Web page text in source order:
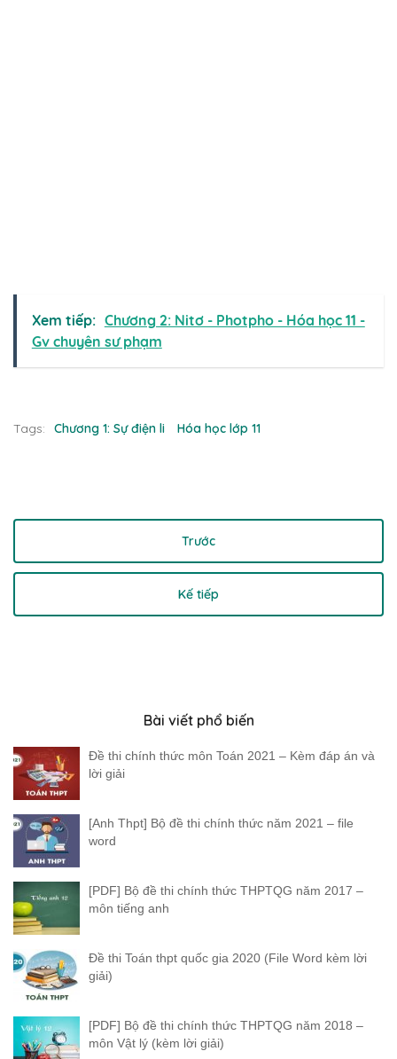
Xem tiếp: Chương 2: Nitơ - Photpho - Hóa học 11 -
Gv chuyên sư phạm
Tags: Chương 1: Sự điện li Hóa học lớp 11
Trước
Kế tiếp
Bài viết phổ biến
Đề thi chính thức môn Toán 2021 – Kèm đáp án và
lời giải
[Anh Thpt] Bộ đề thi chính thức năm 2021 – file
word
[PDF] Bộ đề thi chính thức THPTQG năm 2017 –
môn tiếng anh
Đề thi Toán thpt quốc gia 2020 (File Word kèm lời
giải)
[PDF] Bộ đề thi chính thức THPTQG năm 2018 –
môn Vật lý (kèm lời giải)